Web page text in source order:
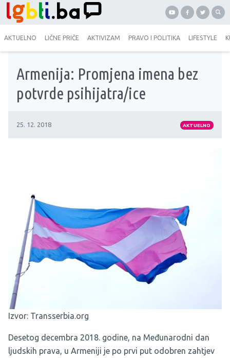
AKTUELNO LIČNE PRIČE AKTIVIZAM PRAVO I POLITIKA LIFESTYLE
Armenija: Promjena imena bez
potvrde psihijatra/ice
25. 12. 2018 AKTUELNO
Izvor: Transserbia.org
Desetog decembra 2018. godine, na Međunarodni dan
ljudskih prava, u Armeniji je po prvi put odobren zahtjev